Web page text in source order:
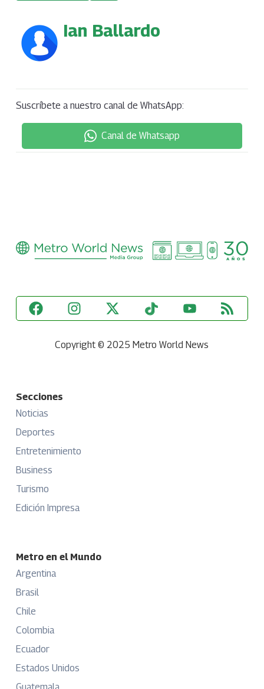
Ian Ballardo
Suscríbete a nuestro canal de WhatsApp:
Canal de Whatsapp
Copyright © 2025 Metro World News
Secciones
Noticias
Deportes
Entretenimiento
Business
Turismo
Edición Impresa
Metro en el Mundo
Argentina
Brasil
Chile
Colombia
Ecuador
Estados Unidos